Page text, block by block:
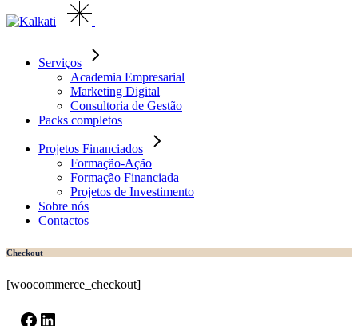
Serviços
Academia Empresarial
Marketing Digital
Consultoria de Gestão
Packs completos
Projetos Financiados
Formação-Ação
Formação Financiada
Projetos de Investimento
Sobre nós
Contactos
Checkout
[woocommerce_checkout]
Facebook
LinkedIn